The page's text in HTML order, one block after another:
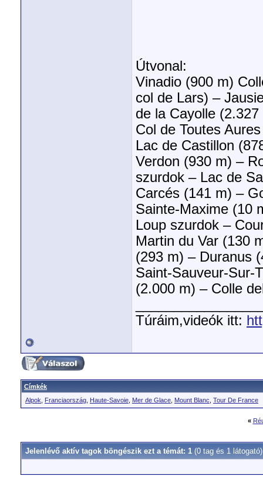
Útvonal:
Vinadio (900 m)
col de Lars) –
de la Cayolle
Col de Toutes
Lac de Castillon
Verdon (930 m) –
szurdok – Lac de
Carcés (141 m) –
Sainte-Maxime (10
Loup szurdok –
Martin du Var (130
(293 m) – Duranus
Saint-Sauveur-Sur-
(2.000 m) – Colle
Túráim,videók itt:
Címkék
Alpok
Franciaország Haute-Savoie Mer de Glace Mount Blanc Tour De France
«
Jelenlévő aktív tagok böngészik ezt a témát: 1 (0 tag és 1 látogató)